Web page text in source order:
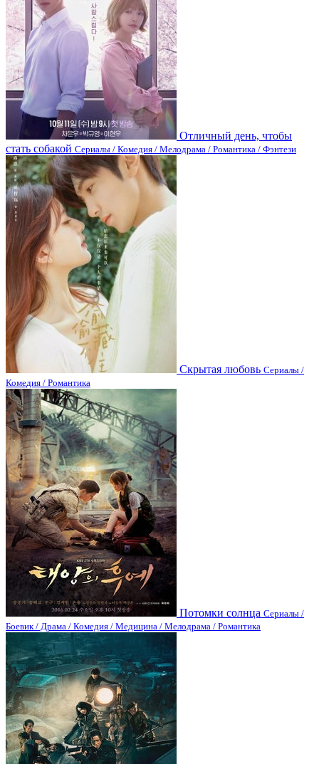
Отличный день, чтобы
стать собакой Сериалы / Комедия / Мелодрама / Романтика / Фэнтези
Скрытая любовь Сериалы /
Комедия / Романтика
Потомки солнца Сериалы /
Боевик / Драма / Комедия / Медицина / Мелодрама / Романтика